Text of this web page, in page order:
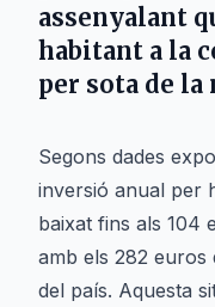
assenyalant
habitant a la
per sota de
Segons dades
inversió anual per
baixat fins als 104
amb els 282 euros
del país. Aquesta